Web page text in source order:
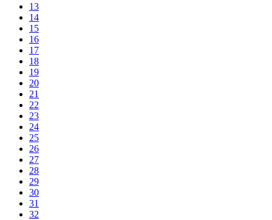
13
14
15
16
17
18
19
20
21
22
23
24
25
26
27
28
29
30
31
32